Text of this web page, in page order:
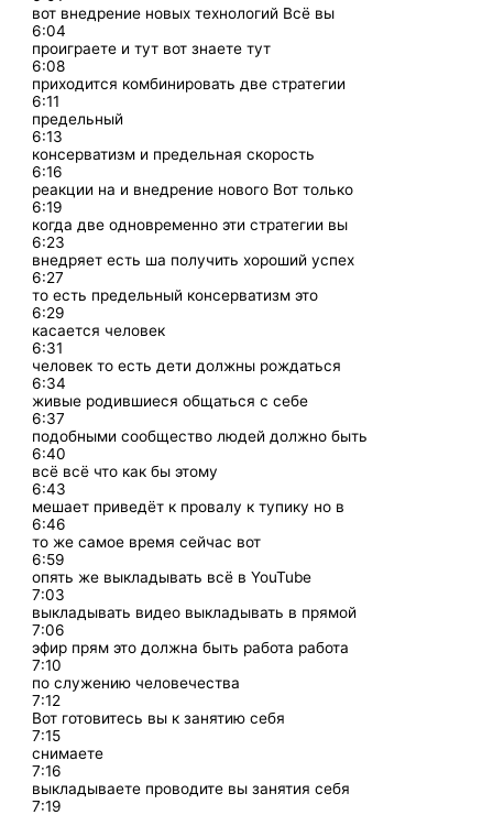
вот внедрение новых технологий Всё вы
6:04
проиграете и тут вот знаете тут
6:08
приходится комбинировать две стратегии
6:11
предельный
6:13
консерватизм и предельная скорость
6:16
реакции на и внедрение нового Вот только
6:19
когда две одновременно эти стратегии вы
6:23
внедряет есть ша получить хороший успех
6:27
то есть предельный консерватизм это
6:29
касается человек
6:31
человек то есть дети должны рождаться
6:34
живые родившиеся общаться с себе
6:37
подобными сообщество людей должно быть
6:40
всё всё что как бы этому
6:43
мешает приведёт к провалу к тупику но в
6:46
то же самое время сейчас вот
6:59
опять же выкладывать всё в YouTube
7:03
выкладывать видео выкладывать в прямой
7:06
эфир прям это должна быть работа работа
7:10
по служению человечества
7:12
Вот готовитесь вы к занятию себя
7:15
снимаете
7:16
выкладываете проводите вы занятия себя
7:19